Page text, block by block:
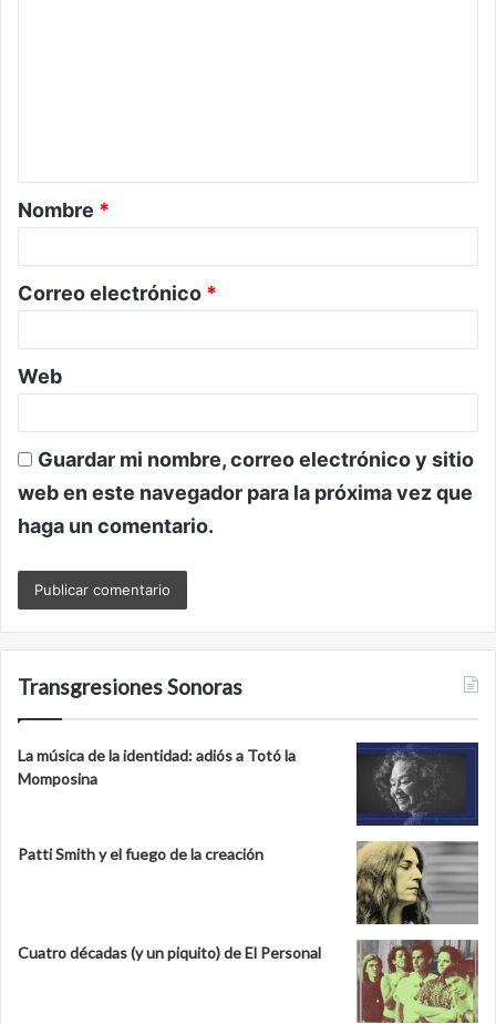
a
r
o
*
Nombre *
Correo electrónico *
Web
Guardar mi nombre, correo electrónico y sitio
web en este navegador para la próxima vez que
haga un comentario.
Transgresiones Sonoras
La música de la identidad: adiós a Totó la
Momposina
Patti Smith y el fuego de la creación
Cuatro décadas (y un piquito) de El Personal